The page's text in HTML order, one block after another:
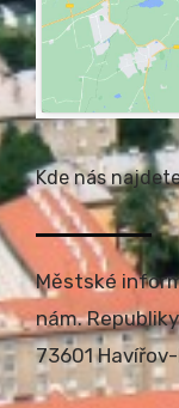
Kde nás
Městské
nám.
73601